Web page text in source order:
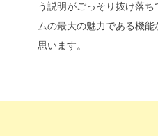
う説明がごっそり抜け落
ムの最大の魅力である機
思います。